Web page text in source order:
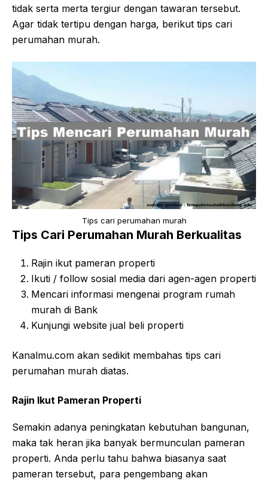
tidak serta merta tergiur dengan tawaran tersebut.
Agar tidak tertipu dengan harga, berikut tips cari
perumahan murah.
Tips cari perumahan murah
Tips Cari Perumahan Murah Berkualitas
Rajin ikut pameran properti
Ikuti / follow sosial media dari agen-agen properti
Mencari informasi mengenai program rumah
murah di Bank
Kunjungi website jual beli properti
Kanalmu.com akan sedikit membahas tips cari
perumahan murah diatas.
Rajin Ikut Pameran Properti
Semakin adanya peningkatan kebutuhan bangunan,
maka tak heran jika banyak bermunculan pameran
properti. Anda perlu tahu bahwa biasanya saat
pameran tersebut, para pengembang akan